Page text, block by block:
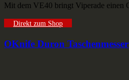
Mit dem VE40 bringt Viperade einen
Direkt zum Shop
OKnife Duron Taschenmesser